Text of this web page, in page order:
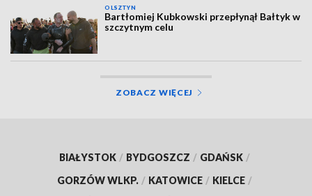
OLSZTYN
Bartłomiej Kubkowski przepłynął Bałtyk w
szczytnym celu
ZOBACZ WIĘCEJ
BIAŁYSTOK / BYDGOSZCZ / GDAŃSK /
GORZÓW WLKP. / KATOWICE / KIELCE /